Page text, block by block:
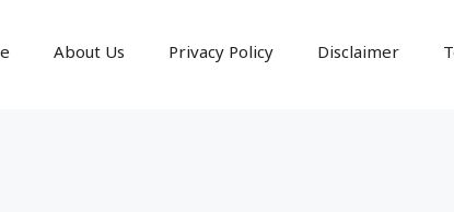
About Us Privacy Policy Disclaimer